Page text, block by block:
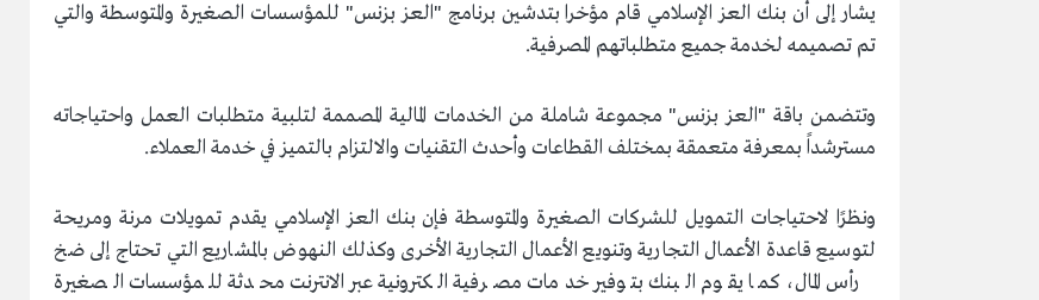
يشار إلى أن بنك العز الإسلامي قام مؤخرا بتدشين برنامج "العز بزنس" للمؤسسات الصغيرة والمتوسطة والتي
تم تصميمه لخدمة جميع متطلباتهم المصرفية.
وتتضمن باقة "العز بزنس" مجموعة شاملة من الخدمات المالية المصممة لتلبية متطلبات العمل واحتياجاته
مسترشداً بمعرفة متعمقة بمختلف القطاعات وأحدث التقنيات والالتزام بالتميز في خدمة العملاء.
ونظرًا لاحتياجات التمويل للشركات الصغيرة والمتوسطة فإن بنك العز الإسلامي يقدم تمويلات مرنة ومريحة
لتوسيع قاعدة الأعمال التجارية وتنويع الأعمال التجارية الأخرى وكذلك النهوض بالمشاريع التي تحتاج إلى ضخ
رأس المال، كما يقوم البنك بتوفير خدمات مصرفية الكترونية عبر الانترنت محدثة للمؤسسات الصغيرة